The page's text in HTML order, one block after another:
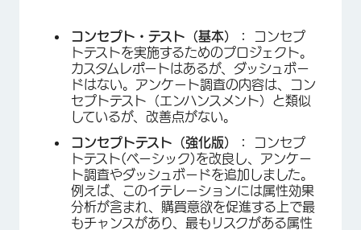
コンセプト・テスト（基本）：
コンセプ
トテストを実施するためのプロジェクト。
カスタムレポートはあるが、ダッシュボー
ドはない。アンケート調査の内容は、コン
セプトテスト（エンハンスメント）と類似
しているが、改善点がない。
コンセプトテスト（強化版）：
コンセプ
トテスト(ベーシック)を改良し、アンケー
ト調査やダッシュボードを追加しました。
例えば、このイテレーションには属性効果
分析が含まれ、購買意欲を促進する上で最
もチャンスがあり、最もリスクがある属性